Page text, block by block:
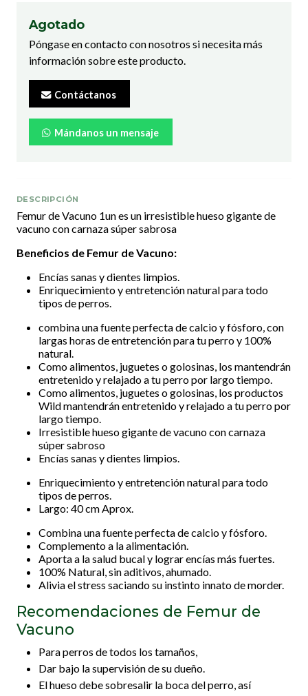
Agotado
Póngase en contacto con nosotros si necesita más
información sobre este producto.
Contáctanos
Mándanos un mensaje
DESCRIPCIÓN
Femur de Vacuno 1un es un irresistible hueso gigante de
vacuno con carnaza súper sabrosa
Beneficios de Femur de Vacuno:
Encías sanas y dientes limpios.
Enriquecimiento y entretención natural para todo
tipos de perros.
combina una fuente perfecta de calcio y fósforo, con
largas horas de entretención para tu perro y 100%
natural.
Como alimentos, juguetes o golosinas, los mantendrán
entretenido y relajado a tu perro por largo tiempo.
Como alimentos, juguetes o golosinas, los productos
Wild mantendrán entretenido y relajado a tu perro por
largo tiempo.
Irresistible hueso gigante de vacuno con carnaza
súper sabroso
Encías sanas y dientes limpios.
Enriquecimiento y entretención natural para todo
tipos de perros.
Largo: 40 cm Aprox.
Combina una fuente perfecta de calcio y fósforo.
Complemento a la alimentación.
Aporta a la salud bucal y lograr encías más fuertes.
100% Natural, sin aditivos, ahumado.
Alivia el stress saciando su instinto innato de morder.
Recomendaciones de Femur de
Vacuno
Para perros de todos los tamaños,
Dar bajo la supervisión de su dueño.
El hueso debe sobresalir la boca del perro, así